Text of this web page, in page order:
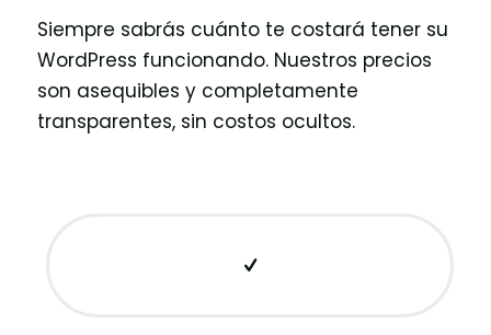
Siempre sabrás cuánto te costará tener su
WordPress funcionando. Nuestros precios
son asequibles y completamente
transparentes, sin costos ocultos.